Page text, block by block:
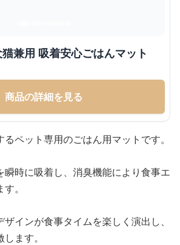
兼用 吸着安心ごはんマット
商品の詳細を見る
ペット専用のごはん用マットです。
瞬時に吸着し、消臭機能により食事エ
。
インが食事タイムを楽しく演出し、
ます。